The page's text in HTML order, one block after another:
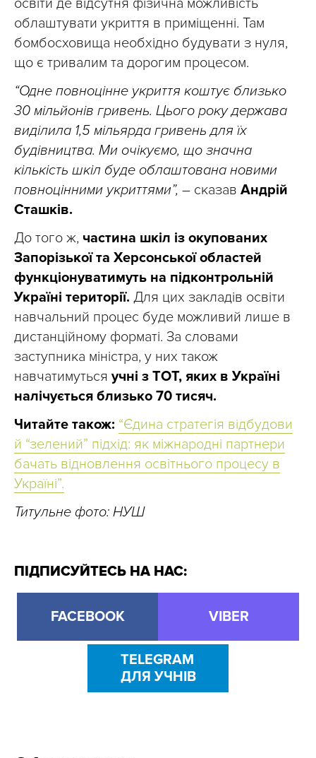
освіти де відсутня фізична можливість
облаштувати укриття в приміщенні. Там
бомбосховища необхідно будувати з нуля,
що є тривалим та дорогим процесом.
“Одне повноцінне укриття коштує близько
30 мільйонів гривень. Цього року держава
виділила 1,5 мільярда гривень для їх
будівництва. Ми очікуємо, що значна
кількість шкіл буде облаштована новими
повноцінними укриттями”, – сказав Андрій
Сташків.
До того ж, частина шкіл із окупованих
Запорізької та Херсонської областей
функціонуватимуть на підконтрольній
Україні території. Для цих закладів освіти
навчальний процес буде можливий лише в
дистанційному форматі. За словами
заступника міністра, у них також
навчатимуться учні з ТОТ, яких в Україні
налічується близько 70 тисяч.
Читайте також: “Єдина стратегія відбудови
й “зелений” підхід: як міжнародні партнери
бачать відновлення освітнього процесу в
Україні”.
Титульне фото: НУШ
ПІДПИСУЙТЕСЬ НА НАС:
FACEBOOK VIBER
TELEGRAM
ДЛЯ УЧНІВ